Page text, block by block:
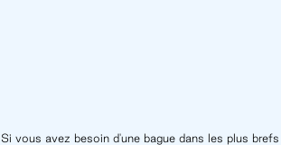
Si vous avez besoin d'une bague dans les plus